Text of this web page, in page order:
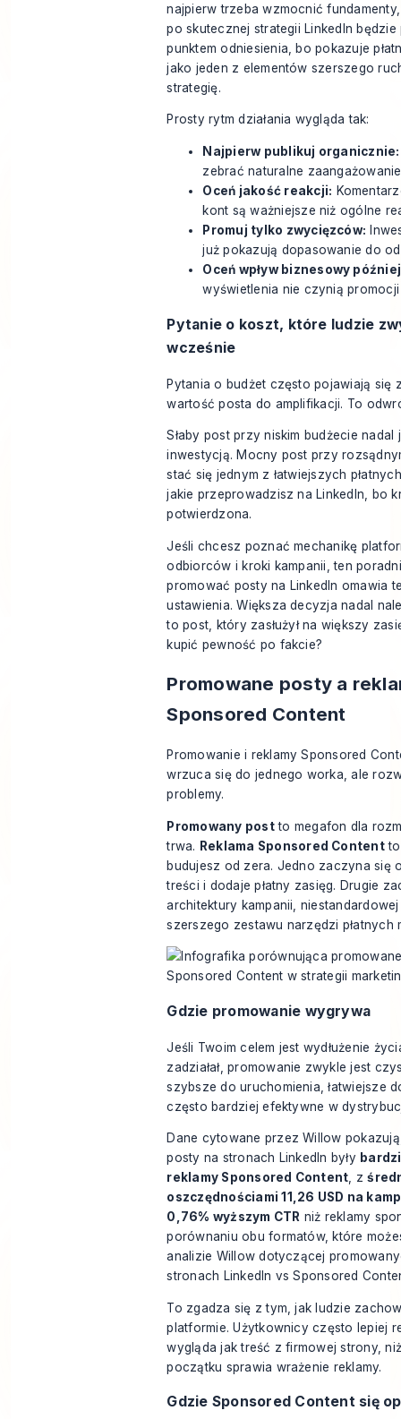
najpierw trzeba wzmocnić
po skutecznej strategii LinkedIn będzie
punktem odniesienia, bo pokazuje
jako jeden z elementów szerszego
strategię.
Prosty rytm działania wygląda tak:
Najpierw publikuj organicznie:
zebrać naturalne
Oceń jakość reakcji:
kont są ważniejsze niż ogólne
Promuj tylko zwycięzców:
już pokazują dopasowanie do
Oceń wpływ biznesowy
wyświetlenia nie czynią promocji
Pytanie o koszt, które ludzie
wcześnie
Pytania o budżet często pojawiają się
wartość posta do amplifikacji. To
Słaby post przy niskim budżecie nadal
inwestycją. Mocny post przy
stać się jednym z łatwiejszych
jakie przeprowadzisz na LinkedIn, bo
potwierdzona.
Jeśli chcesz poznać mechanikę
odbiorców i kroki kampanii, ten
promować posty na LinkedIn omawia
ustawienia. Większa decyzja nadal
to post, który zasłużył na większy
kupić pewność po fakcie?
Promowane posty a
Sponsored Content
Promowanie i reklamy Sponsored
wrzuca się do jednego worka, ale
problemy.
Promowany postto megafon dla
trwa. Reklama Sponsored Contentto
budujesz od zera. Jedno zaczyna się
treści i dodaje płatny zasięg. Drugie
architektury kampanii,
szerszego zestawu narzędzi płatnych
Gdzie promowanie wygrywa
Jeśli Twoim celem jest wydłużenie
zadziałał, promowanie zwykle jest
szybsze do uruchomienia, łatwiejsze
często bardziej efektywne w
Dane cytowane przez Willow
posty na stronach LinkedIn były
reklamy Sponsored Content , z
oszczędnościami 11,26 USD na
0,76% wyższym CTR niż reklamy
porównaniu obu formatów, które
analizie Willow dotyczącej
stronach LinkedIn vs Sponsored
To zgadza się z tym, jak ludzie
platformie. Użytkownicy często lepiej
wygląda jak treść z firmowej strony,
początku sprawia wrażenie reklamy.
Gdzie Sponsored Content się